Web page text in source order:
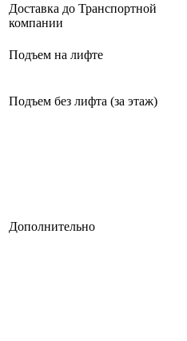
Доставка до Транспортной
компании
Подъем на лифте
Подъем без лифта (за этаж)
Дополнительно